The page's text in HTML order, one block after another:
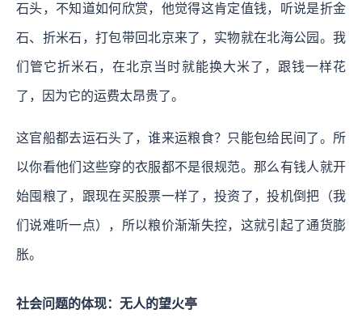
石头，不知道如何欣赏，他觉得这肯定值钱，听说是折金
石、折米石，打包带回北京来了，实物就在北海公园。我
们管它折米石，在北京当时就能换大米了，跟钱一样花
了，因为它的运费太昂贵了。
这官船都去运石头了，谁来运粮食？只能包给民间了。所
以你看他们这些穿的衣服都不是很规范。那么有钱人就开
始囤粮了，跟现在买股票一样了，投资了，投机倒把（我
们说难听一点），所以粮价渐渐失控，这就引起了通货膨
胀。
社会问题的体现：无人的望火亭